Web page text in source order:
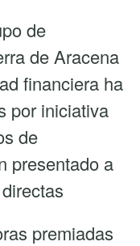
de
de Aracena
financiera ha
por iniciativa
de
presentado a
premiadas